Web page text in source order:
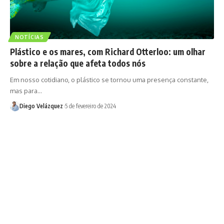
NOTÍCIAS
Plástico e os mares, com Richard Otterloo: um olhar
sobre a relação que afeta todos nós
Em nosso cotidiano, o plástico se tornou uma presença constante,
mas para…
Diego Velázquez 5 de fevereiro de 2024